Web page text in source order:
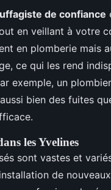
de confiance
en veillant à votre
en plomberie mais
ce qui les rend
exemple, un plombier
bien des fuites
les Yvelines
sont vastes et
de